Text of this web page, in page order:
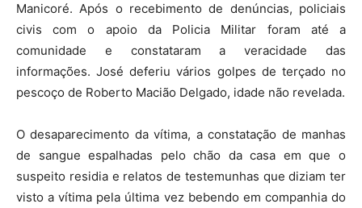
Manicoré. Após o recebimento de denúncias, policiais
civis com o apoio da Policia Militar foram até a
comunidade e constataram a veracidade das
informações. José deferiu vários golpes de terçado no
pescoço de Roberto Macião Delgado, idade não revelada.
O desaparecimento da vítima, a constatação de manhas
de sangue espalhadas pelo chão da casa em que o
suspeito residia e relatos de testemunhas que diziam ter
visto a vítima pela última vez bebendo em companhia do